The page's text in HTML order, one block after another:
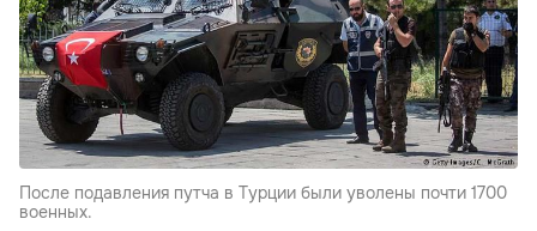
После подавления путча в Турции были уволены почти 1700
военных.